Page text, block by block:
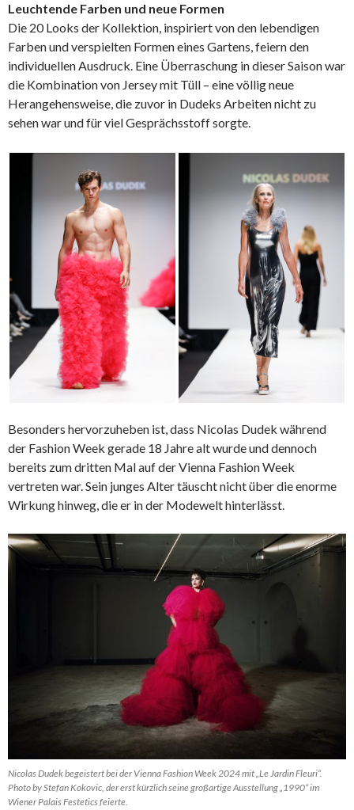
Leuchtende Farben und neue Formen
Die 20 Looks der Kollektion, inspiriert von den lebendigen
Farben und verspielten Formen eines Gartens, feiern den
individuellen Ausdruck. Eine Überraschung in dieser Saison war
die Kombination von Jersey mit Tüll – eine völlig neue
Herangehensweise, die zuvor in Dudeks Arbeiten nicht zu
sehen war und für viel Gesprächsstoff sorgte.
Besonders hervorzuheben ist, dass Nicolas Dudek während
der Fashion Week gerade 18 Jahre alt wurde und dennoch
bereits zum dritten Mal auf der Vienna Fashion Week
vertreten war. Sein junges Alter täuscht nicht über die enorme
Wirkung hinweg, die er in der Modewelt hinterlässt.
Nicolas Dudek begeistert bei der Vienna Fashion Week 2024 mit „Le Jardin Fleuri“.
Photo by Stefan Kokovic, der erst kürzlich seine großartige Ausstellung „1990“ im
Wiener Palais Festetics feierte.